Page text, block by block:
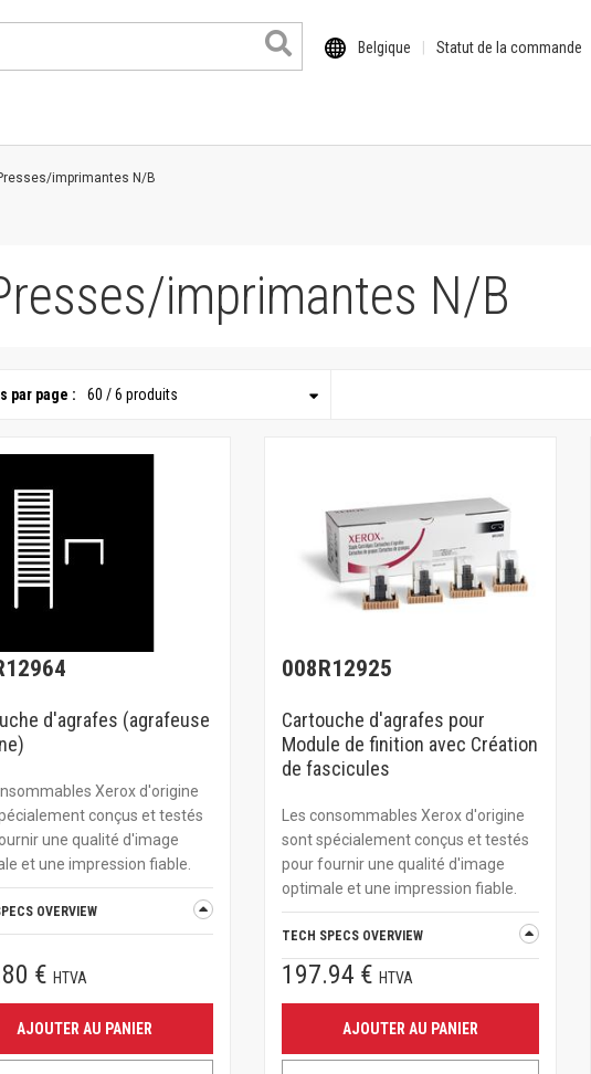
Belgique Statut de la commande
imprimantes N/B
imprimantes N/B
par page : 60 / 6 produits
d'agrafes (agrafeuse
Xerox d'origine
conçus et testés
une qualité d'image
et une impression fiable.
OVERVIEW
€HTVA
AJOUTER AU PANIER
008R12925
Cartouche d'agrafes pour
Module de finition avec Création
de fascicules
Les consommables Xerox d'origine
sont spécialement conçus et testés
pour fournir une qualité d'image
optimale et une impression fiable.
TECH SPECS OVERVIEW
197.94 €HTVA
AJOUTER AU PANIER